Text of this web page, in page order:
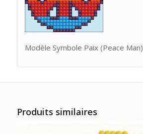
Modèle Symbole Paix (Peace Man)
Produits similaires